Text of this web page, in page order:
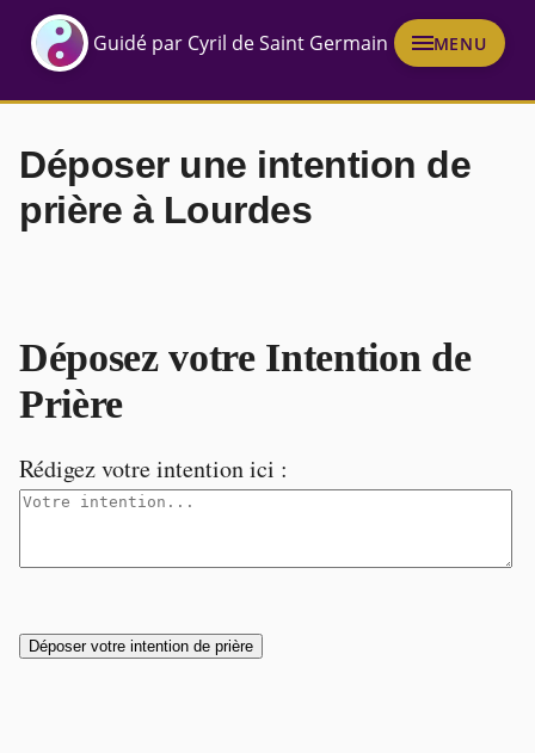
Guidé par Cyril de Saint Germain MENU
Déposer une intention de
prière à Lourdes
Déposez votre Intention de
Prière
Rédigez votre intention ici :
Déposer votre intention de prière